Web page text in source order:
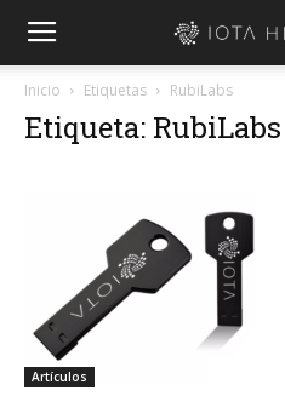
Inicio Etiquetas RubiLabs
Etiqueta: RubiLabs
Artículos